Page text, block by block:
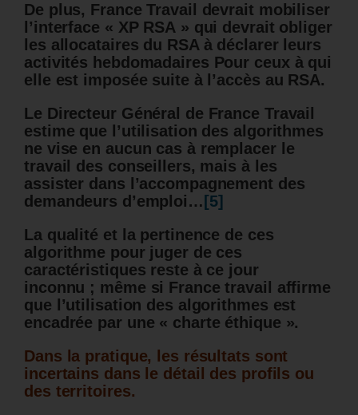
De plus, France Travail devrait mobiliser
l’interface « XP RSA » qui devrait obliger
les allocataires du RSA à déclarer leurs
activités hebdomadaires Pour ceux à qui
elle est imposée suite à l’accès au RSA.
Le Directeur Général de France Travail
estime que l’utilisation des algorithmes
ne vise en aucun cas à remplacer le
travail des conseillers, mais à les
assister dans l’accompagnement des
demandeurs d’emploi… [5]
La qualité et la pertinence de ces
algorithme pour juger de ces
caractéristiques reste à ce jour
inconnu ; même si France travail affirme
que l’utilisation des algorithmes est
encadrée par une « charte éthique ».
Dans la pratique, les résultats sont
incertains dans le détail des profils ou
des territoires.